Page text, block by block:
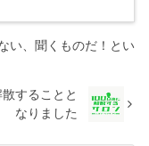
い、聞くものだ！とい
することと
なりました